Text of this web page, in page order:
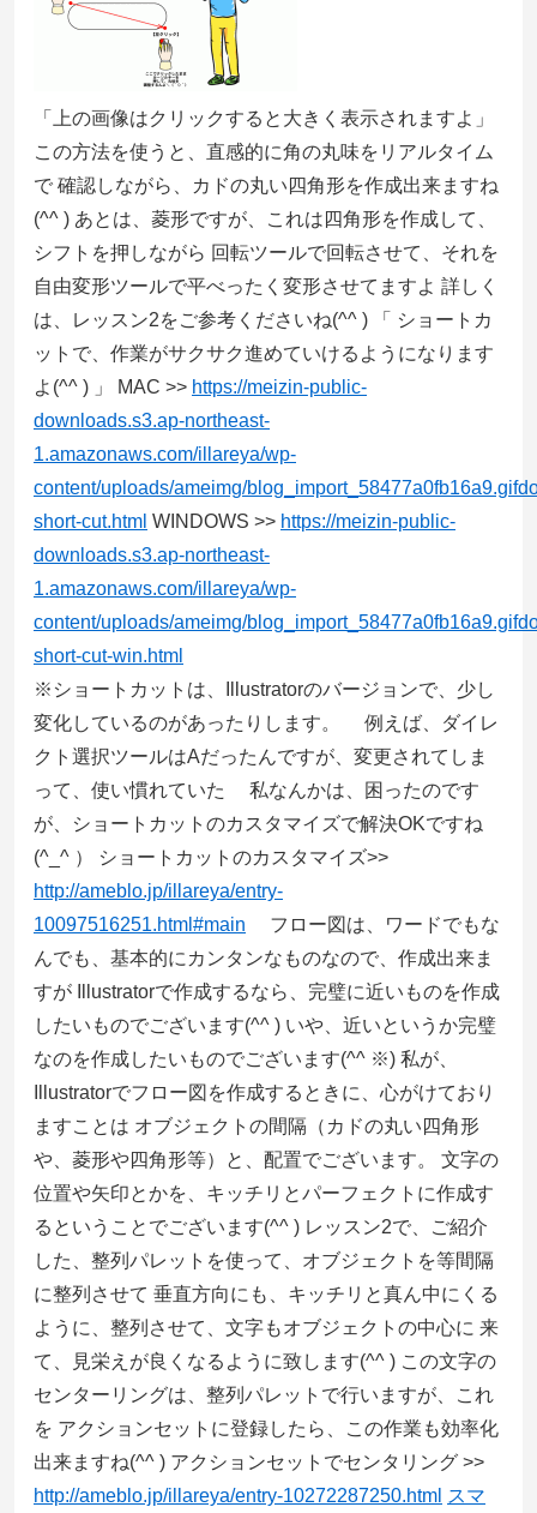
「上の画像はクリックすると大きく表示されますよ」
この方法を使うと、直感的に角の丸味をリアルタイム
で 確認しながら、カドの丸い四角形を作成出来ますね
(^^ ) あとは、菱形ですが、これは四角形を作成して、
シフトを押しながら 回転ツールで回転させて、それを
自由変形ツールで平べったく変形させてますよ 詳しく
は、レッスン2をご参考くださいね(^^ ) 「 ショートカ
ットで、作業がサクサク進めていけるようになります
よ(^^ ) 」 MAC >> https://meizin-public-
downloads.s3.ap-northeast-
1.amazonaws.com/illareya/wp-
content/uploads/ameimg/
short-cut.html WINDOWS >> https://meizin-public-
downloads.s3.ap-northeast-
1.amazonaws.com/illareya/wp-
content/uploads/ameimg/
short-cut-win.html
※ショートカットは、Illustratorのバージョンで、少し
変化しているのがあったりします。 例えば、ダイレ
クト選択ツールはAだったんですが、変更されてしま
って、使い慣れていた 私なんかは、困ったのです
が、ショートカットのカスタマイズで解決OKですね
(^_^ ） ショートカットのカスタマイズ>>
http://ameblo.jp/illareya/entry-
10097516251.html#main フロー図は、ワードでもな
んでも、基本的にカンタンなものなので、作成出来ま
すが Illustratorで作成するなら、完璧に近いものを作成
したいものでございます(^^ ) いや、近いというか完璧
なのを作成したいものでございます(^^ ※) 私が、
Illustratorでフロー図を作成するときに、心がけており
ますことは オブジェクトの間隔（カドの丸い四角形
や、菱形や四角形等）と、配置でございます。 文字の
位置や矢印とかを、キッチリとパーフェクトに作成す
るということでございます(^^ ) レッスン2で、ご紹介
した、整列パレットを使って、オブジェクトを等間隔
に整列させて 垂直方向にも、キッチリと真ん中にくる
ように、整列させて、文字もオブジェクトの中心に 来
て、見栄えが良くなるように致します(^^ ) この文字の
センターリングは、整列パレットで行いますが、これ
を アクションセットに登録したら、この作業も効率化
出来ますね(^^ ) アクションセットでセンタリング >>
http://ameblo.jp/illareya/entry-10272287250.html スマ